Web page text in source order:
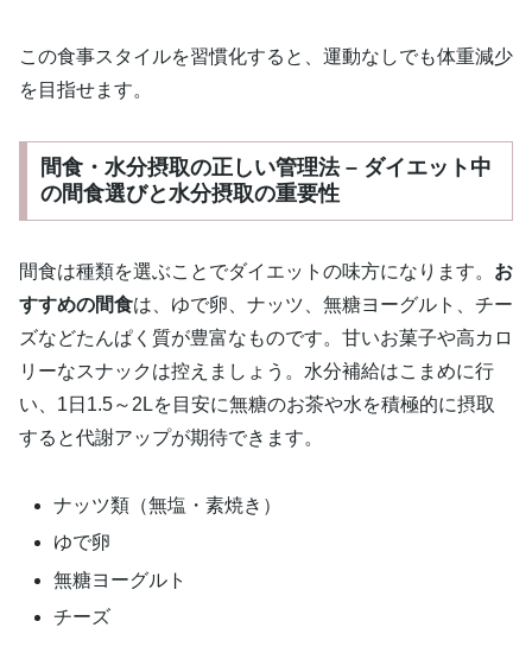
この食事スタイルを習慣化すると、運動なしでも体重減少
を目指せます。
間食・水分摂取の正しい管理法 – ダイエット中
の間食選びと水分摂取の重要性
間食は種類を選ぶことでダイエットの味方になります。 お
すすめの間食は、ゆで卵、ナッツ、無糖ヨーグルト、チー
ズなどたんぱく質が豊富なものです。甘いお菓子や高カロ
リーなスナックは控えましょう。水分補給はこまめに行
い、1日1.5～2Lを目安に無糖のお茶や水を積極的に摂取
すると代謝アップが期待できます。
ナッツ類（無塩・素焼き）
ゆで卵
無糖ヨーグルト
チーズ